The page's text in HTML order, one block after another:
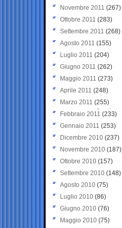
Novembre 2011 (267)
Ottobre 2011 (283)
Settembre 2011 (268)
Agosto 2011 (155)
Luglio 2011 (204)
Giugno 2011 (262)
Maggio 2011 (273)
Aprile 2011 (248)
Marzo 2011 (255)
Febbraio 2011 (233)
Gennaio 2011 (253)
Dicembre 2010 (237)
Novembre 2010 (187)
Ottobre 2010 (157)
Settembre 2010 (148)
Agosto 2010 (75)
Luglio 2010 (86)
Giugno 2010 (76)
Maggio 2010 (75)